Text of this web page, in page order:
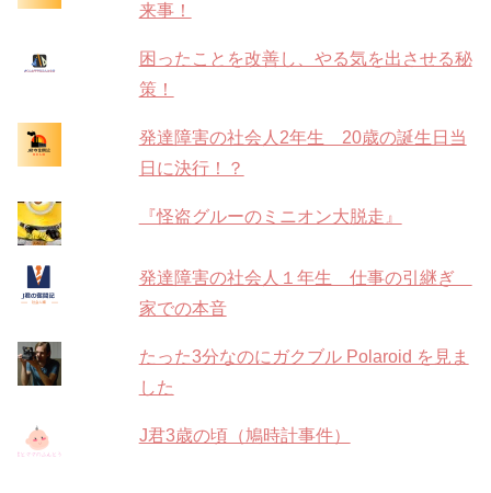
来事！
困ったことを改善し、やる気を出させる秘
策！
発達障害の社会人2年生 20歳の誕生日当
日に決行！？
『怪盗グルーのミニオン大脱走』
発達障害の社会人１年生 仕事の引継ぎ
家での本音
たった3分なのにガクブル Polaroid を見ま
した
J君3歳の頃（鳩時計事件）